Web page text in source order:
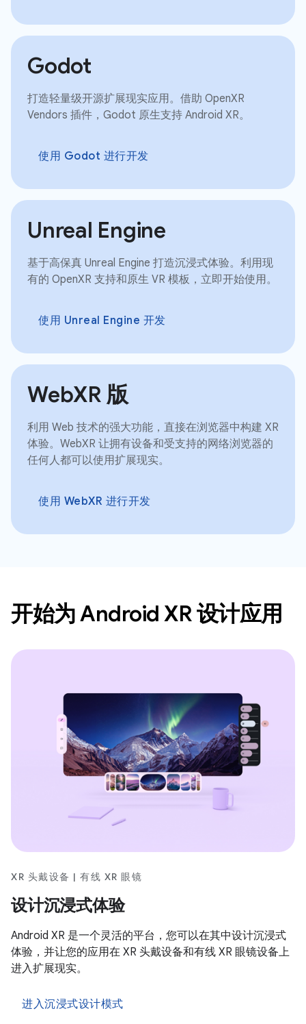
Godot
打造轻量级开源扩展现实应用。借助 OpenXR
Vendors 插件，Godot 原生支持 Android XR。
使用 Godot 进行开发
Unreal Engine
基于高保真 Unreal Engine 打造沉浸式体验。利用现
有的 OpenXR 支持和原生 VR 模板，立即开始使用。
使用 Unreal Engine 开发
WebXR 版
利用 Web 技术的强大功能，直接在浏览器中构建 XR
体验。WebXR 让拥有设备和受支持的网络浏览器的
任何人都可以使用扩展现实。
使用 WebXR 进行开发
开始为 Android XR 设计应用
XR 头戴设备 | 有线 XR 眼镜
设计沉浸式体验
Android XR 是一个灵活的平台，您可以在其中设计沉浸式
体验，并让您的应用在 XR 头戴设备和有线 XR 眼镜设备上
进入扩展现实。
进入沉浸式设计模式